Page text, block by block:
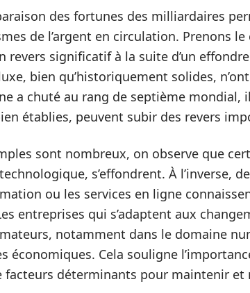
des fortunes des milliardaires
de l’argent en circulation. Prenons
revers significatif à la suite d’un
bien qu’historiquement solides,
a chuté au rang de septième
établies, peuvent subir des revers
sont nombreux, on observe que
s’effondrent. À l’inverse,
ou les services en ligne
entreprises qui s’adaptent aux
notamment dans le domaine
économiques. Cela souligne
facteurs déterminants pour maintenir et